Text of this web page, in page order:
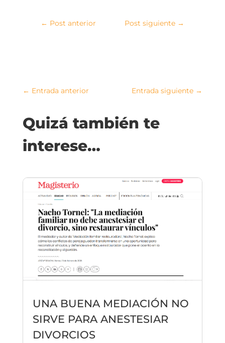
← Post anterior Post siguiente →
← Entrada anterior Entrada siguiente →
Quizá también te
interese…
UNA BUENA MEDIACIÓN NO
SIRVE PARA ANESTESIAR
DIVORCIOS